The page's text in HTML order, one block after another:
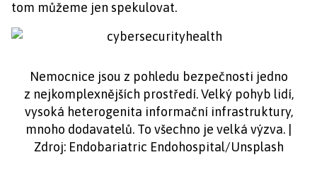
tom můžeme jen spekulovat.
Nemocnice jsou z pohledu bezpečnosti jedno
z nejkomplexnějších prostředí. Velký pohyb lidí,
vysoká heterogenita informační infrastruktury,
mnoho dodavatelů. To všechno je velká výzva. |
Zdroj: Endobariatric Endohospital/Unsplash